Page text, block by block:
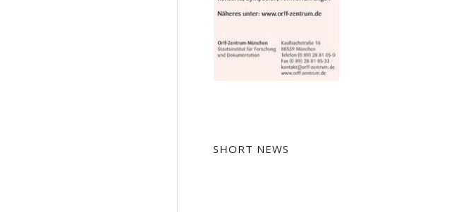
SHORT NEWS